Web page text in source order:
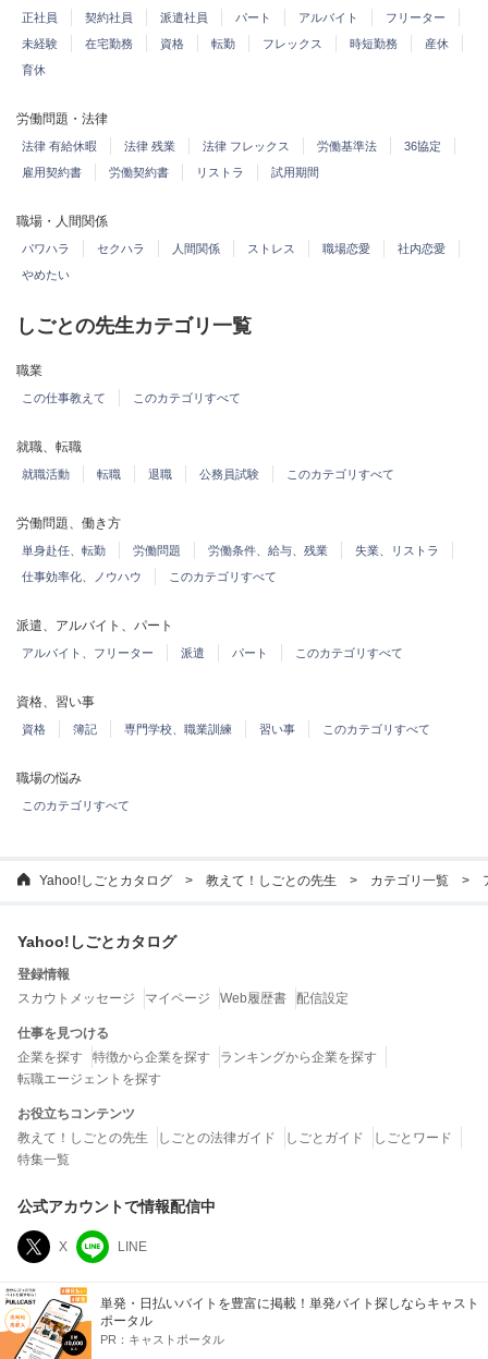
正社員 契約社員 派遣社員 パート アルバイト
フリーター
未経験
在宅勤務 資格 転勤 フレックス 時短勤務
産休
育休
労働問題・法律
法律 有給休暇 法律 残業 法律 フレックス 労働基準法
36協定
雇用契約書
労働契約書 リストラ 試用期間
職場・人間関係
パワハラ セクハラ 人間関係 ストレス 職場恋愛
社内恋愛
やめたい
しごとの先生カテゴリ一覧
職業
この仕事教えて このカテゴリすべて
就職、転職
就職活動 転職 退職 公務員試験 このカテゴリすべて
労働問題、働き方
単身赴任、転勤 労働問題 労働条件、給与、残業
失業、リストラ
仕事効率化、ノウハウ
このカテゴリすべて
派遣、アルバイト、パート
アルバイト、フリーター 派遣 パート このカテゴリすべて
資格、習い事
資格 簿記 専門学校、職業訓練 習い事 このカテゴリすべて
職場の悩み
このカテゴリすべて
Yahoo!しごとカタログ 教えて！しごとの先生 カテゴリ一覧
単発・日払いバイトを豊富に掲載！単発バイト探しならキャスト
ポータル
PR： キャストポータル
Yahoo!しごとカタログ
登録情報
スカウトメッセージ
マイページ Web履歴書 配信設定
仕事を見つける
企業を探す
特徴から企業を探す
ランキングから企業を探す
転職エージェントを探す
お役立ちコンテンツ
教えて！しごとの先生
しごとの法律ガイド しごとガイド
しごとワード
特集一覧
公式アカウントで情報配信中
X LINE
運営会社
LINEヤフー株式会社
当社は、クチコミの内容およびこれを利用した結果について、何ら保証するもので